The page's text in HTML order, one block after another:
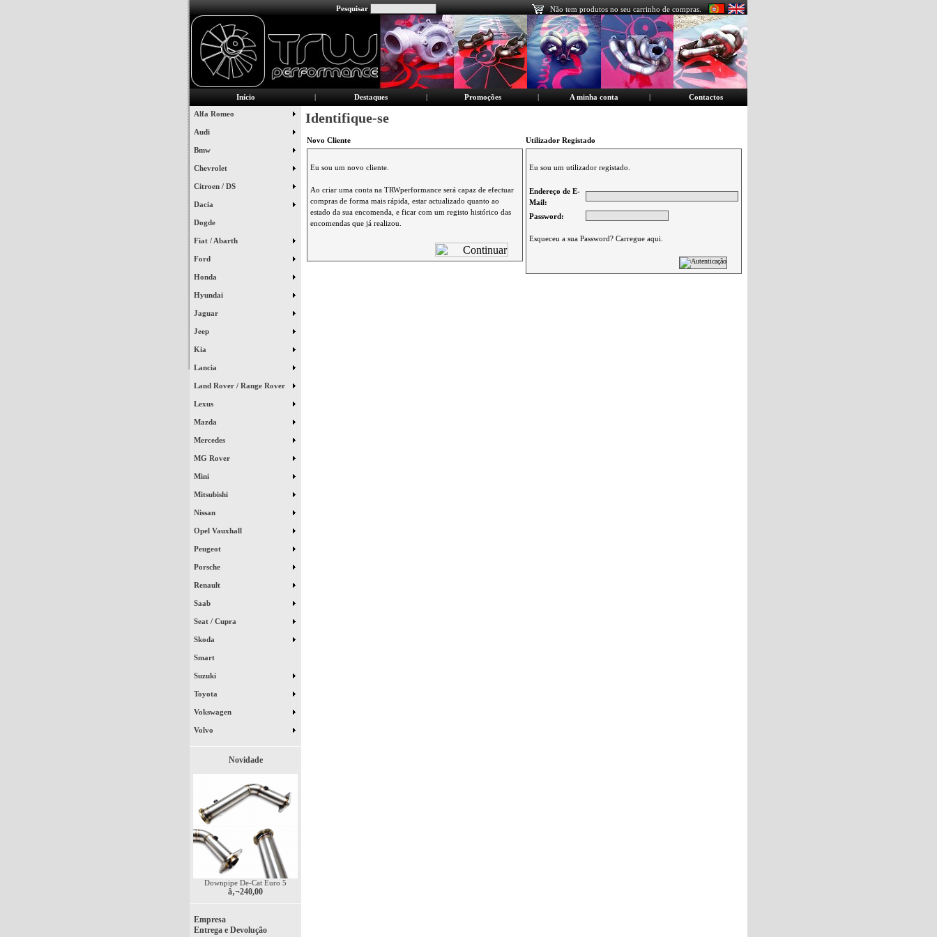
Pesquisar Não tem produtos no seu carrinho de compras.
Início | Destaques | Promoções | A minha conta |
Contactos
Alfa Romeo
Audi
Bmw
Chevrolet
Citroen / DS
Dacia
Dogde
Fiat / Abarth
Ford
Honda
Hyundai
Jaguar
Jeep
Kia
Lancia
Land Rover / Range Rover
Lexus
Mazda
Mercedes
MG Rover
Mini
Mitsubishi
Nissan
Opel Vauxhall
Peugeot
Porsche
Renault
Saab
Seat / Cupra
Skoda
Smart
Suzuki
Toyota
Vokswagen
Volvo
Novidade
Downpipe De-Cat Euro 5
â‚¬240,00
Empresa
Entrega e Devolução
Identifique-se
Novo Cliente Utilizador Registado
Eu sou um novo cliente.
Ao criar uma conta na TRWperformance será capaz de efectuar
compras de forma mais rápida, estar actualizado quanto ao
estado da sua encomenda, e ficar com um registo histórico das
encomendas que já realizou.
Eu sou um utilizador registado.
Endereço de E-
Mail:
Password:
Esqueceu a sua Password? Carregue aqui.